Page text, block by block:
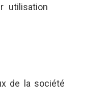
utilisation
de la société